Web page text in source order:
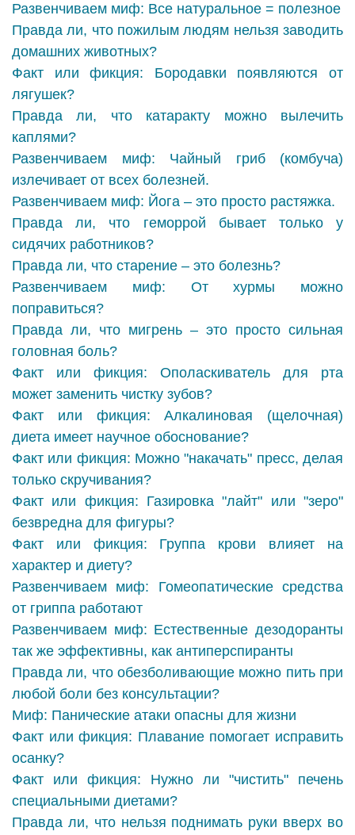
Развенчиваем миф: Все натуральное = полезное
Правда ли, что пожилым людям нельзя заводить
домашних животных?
Факт или фикция: Бородавки появляются от
лягушек?
Правда ли, что катаракту можно вылечить
каплями?
Развенчиваем миф: Чайный гриб (комбуча)
излечивает от всех болезней.
Развенчиваем миф: Йога – это просто растяжка.
Правда ли, что геморрой бывает только у
сидячих работников?
Правда ли, что старение – это болезнь?
Развенчиваем миф: От хурмы можно
поправиться?
Правда ли, что мигрень – это просто сильная
головная боль?
Факт или фикция: Ополаскиватель для рта
может заменить чистку зубов?
Факт или фикция: Алкалиновая (щелочная)
диета имеет научное обоснование?
Факт или фикция: Можно "накачать" пресс, делая
только скручивания?
Факт или фикция: Газировка "лайт" или "зеро"
безвредна для фигуры?
Факт или фикция: Группа крови влияет на
характер и диету?
Развенчиваем миф: Гомеопатические средства
от гриппа работают
Развенчиваем миф: Естественные дезодоранты
так же эффективны, как антиперспиранты
Правда ли, что обезболивающие можно пить при
любой боли без консультации?
Миф: Панические атаки опасны для жизни
Факт или фикция: Плавание помогает исправить
осанку?
Факт или фикция: Нужно ли "чистить" печень
специальными диетами?
Правда ли, что нельзя поднимать руки вверх во